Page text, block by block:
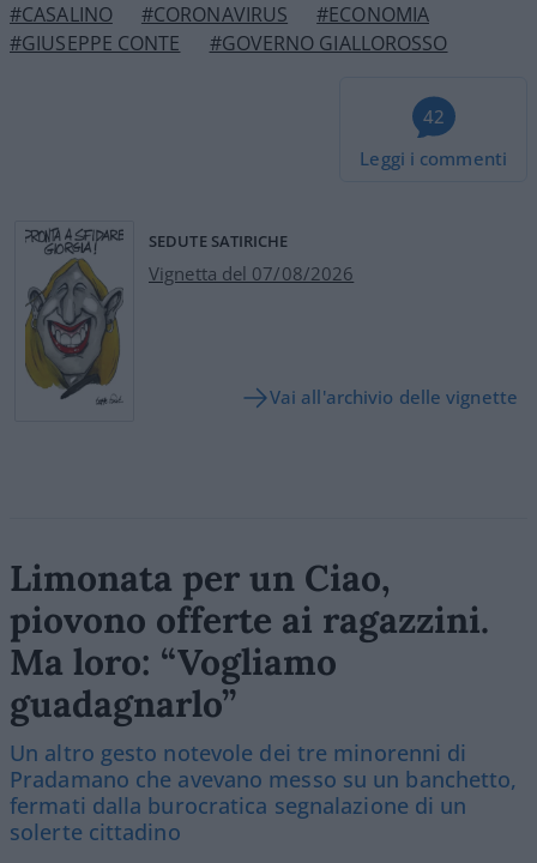
#CASALINO #CORONAVIRUS
#ECONOMIA
#GIUSEPPE CONTE
#GOVERNO GIALLOROSSO
42
Leggi i commenti
SEDUTE SATIRICHE
Vignetta del 07/08/2026
Vai all'archivio delle vignette
Limonata per un Ciao,
piovono offerte ai ragazzini.
Ma loro: “Vogliamo
guadagnarlo”
Un altro gesto notevole dei tre minorenni di
Pradamano che avevano messo su un banchetto,
fermati dalla burocratica segnalazione di un
solerte cittadino